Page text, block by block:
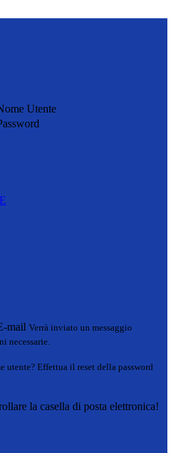
Utente
mail Verrà inviato un messaggio
necessarie.
utente? Effettua il reset della password
la casella di posta elettronica!